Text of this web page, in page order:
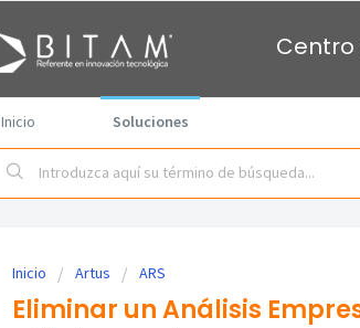
Centro
Inicio Soluciones
Inicio Artus ARS
Eliminar un Análisis